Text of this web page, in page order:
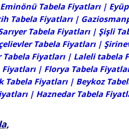
Eminönü Tabela Fiyatları|
Tabela Fiyatları|
Tabela Fiyatları| Şişli
Tabela Fiyatları|
Fiyatları | Laleli tabela
| Florya Tabela
Tabela Fiyatları | Beykoz
| Haznedar Tabela